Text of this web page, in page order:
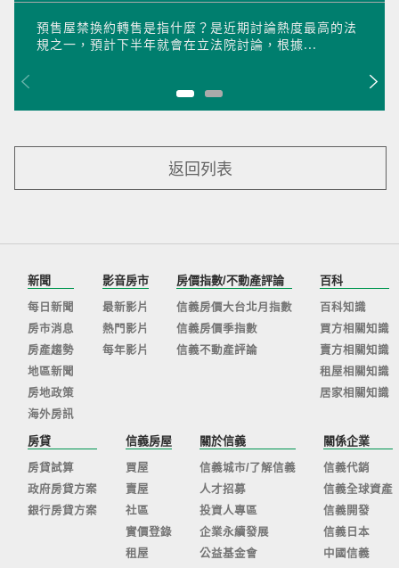
預售屋禁換約轉售是指什麼？是近期討論熱度最高的法
規之一，預計下半年就會在立法院討論，根據...
返回列表
新聞
每日新聞
房市消息
房產趨勢
地區新聞
房地政策
海外房訊
影音房市
最新影片
熱門影片
每年影片
房價指數/不動產評論
信義房價大台北月指數
信義房價季指數
信義不動產評論
百科
百科知識
買方相關知識
賣方相關知識
租屋相關知識
居家相關知識
房貸
房貸試算
政府房貸方案
銀行房貸方案
信義房屋
買屋
賣屋
社區
實價登錄
租屋
關於信義
信義城市/了解信義
人才招募
投資人專區
企業永續發展
公益基金會
關係企業
信義代銷
信義全球資產
信義開發
信義日本
中國信義